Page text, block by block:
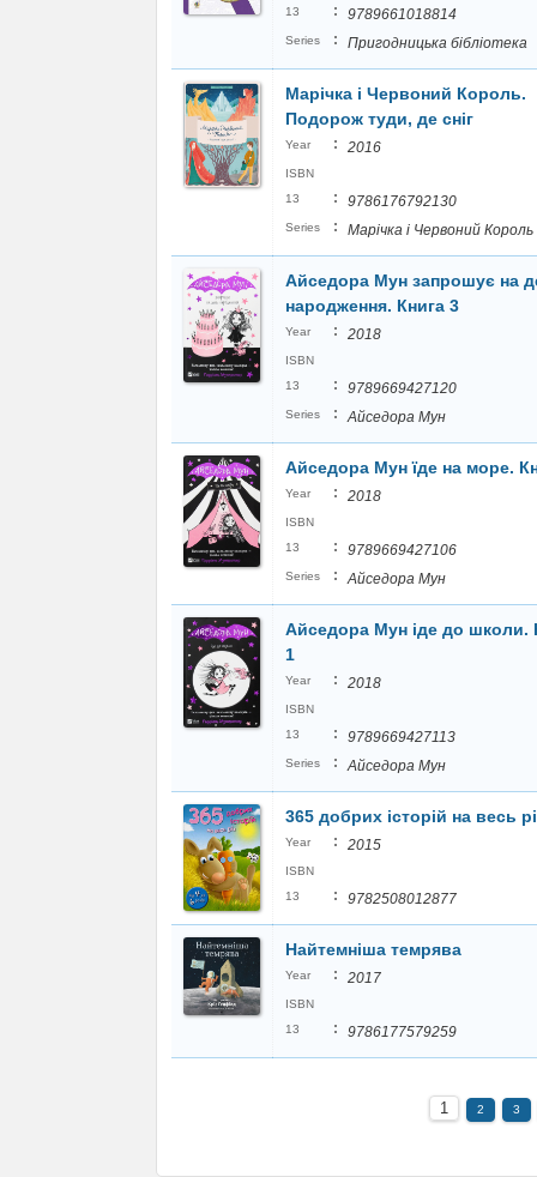
13
: 9789661018814
Series : Пригодницька бібліотека
Марічка і Червоний Король.
Подорож туди, де сніг
Year : 2016
ISBN
13
: 9786176792130
Series : Марічка і Червоний Король
Айседора Мун запрошує на
народження. Книга 3
Year : 2018
ISBN
13
: 9789669427120
Series : Айседора Мун
Айседора Мун їде на море.
Year : 2018
ISBN
13
: 9789669427106
Series : Айседора Мун
Айседора Мун іде до школи.
1
Year : 2018
ISBN
13
: 9789669427113
Series : Айседора Мун
365 добрих історій на весь
Year : 2015
ISBN
13
: 9782508012877
Найтемніша темрява
Year : 2017
ISBN
13
: 9786177579259
1 2 3